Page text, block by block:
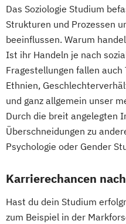
Das Soziologie Studium
Strukturen und Prozessen
beeinflussen. Warum
Ist ihr Handeln je nach
Fragestellungen fallen
Ethnien,
und ganz allgemein unser
Durch die breit angelegten
Überschneidungen zu
Psychologie oder Gender
Karrierechancen
Hast du dein Studium
zum Beispiel in der